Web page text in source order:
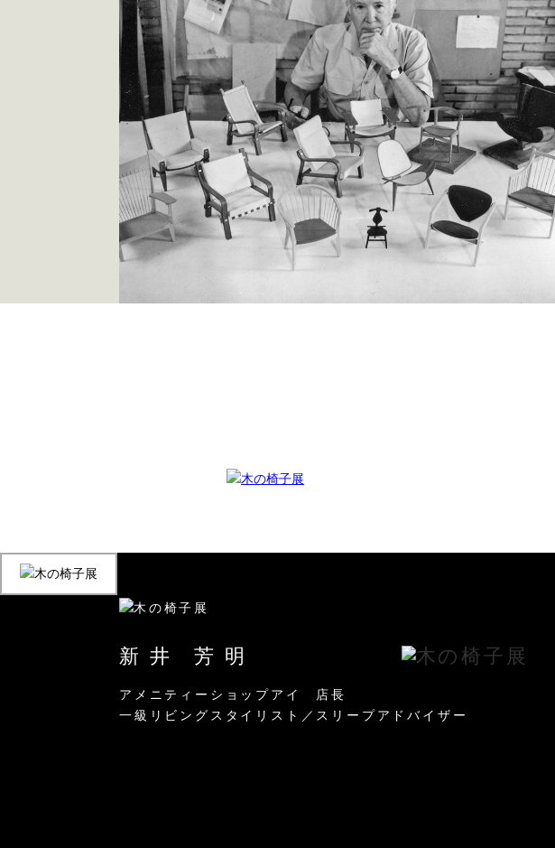
新 井 芳 明
アメニティーショップアイ 店長
一級リビングスタイリスト／スリープアドバイザー